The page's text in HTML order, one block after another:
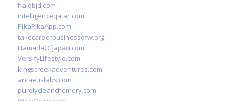
halobjd.com
intelligenceqatar.com
PikaPikaApp.com
takecareofbusinessdfw.org
HamadaOfJapan.com
VersifyLifestyle.com
kingscreekadventures.com
antaeuslabs.com
purelycleanchemdry.com